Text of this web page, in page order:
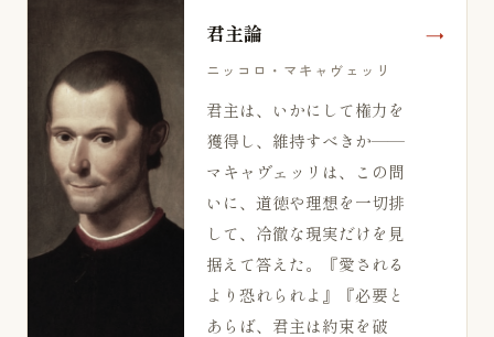
君主論
ニッコロ・マキャヴェッリ
君主は、いかにして権力を
獲得し、維持すべきか——
マキャヴェッリは、この問
いに、道徳や理想を一切排
して、冷徹な現実だけを見
据えて答えた。『愛される
より恐れられよ』『必要と
あらば、君主は約束を破